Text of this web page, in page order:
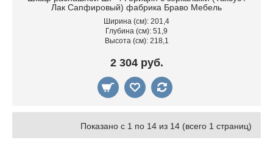
Лак Сапфировый) фабрика Браво Мебель
Ширина (см): 201,4
Глубина (см): 51,9
Высота (см): 218,1
2 304 руб.
Показано с 1 по 14 из 14 (всего 1 страниц)